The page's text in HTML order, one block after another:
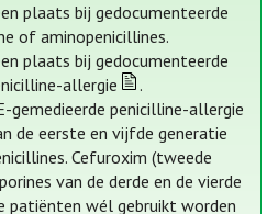
plaats bij gedocumenteerde
of aminopenicillines.
plaats bij gedocumenteerde
allergie
.
gemedieerde penicilline-allergie
de eerste en vijfde generatie
Cefuroxim (tweede
van de derde en de vierde
patiënten wél gebruikt worden